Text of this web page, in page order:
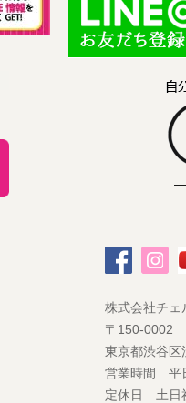
株式会社チェ
〒150-0002
東京都渋谷区
営業時間 平
定休日 土日